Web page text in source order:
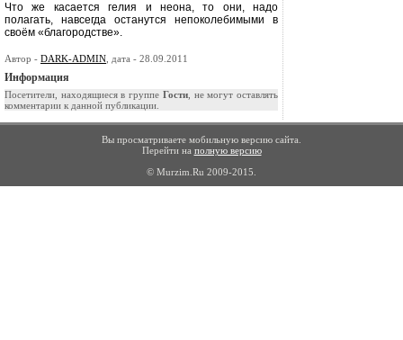
Что же касается гелия и неона, то они, надо
полагать, навсегда останут­ся непоколебимыми в
своём «благо­родстве».
Автор - DARK-ADMIN , дата - 28.09.2011
Информация
Посетители, находящиеся в группе Гости, не могут оставлять
комментарии к данной публикации.
Вы просматриваете мобильную версию сайта.
Перейти на полную версию
© Murzim.Ru 2009-2015.